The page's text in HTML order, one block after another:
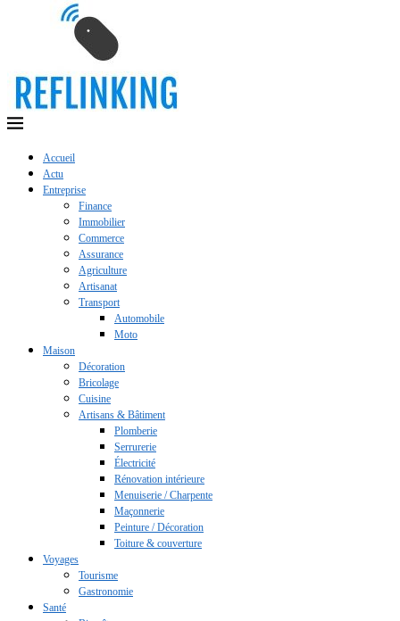
Accueil
Actu
Entreprise
Finance
Immobilier
Commerce
Assurance
Agriculture
Artisanat
Transport
Automobile
Moto
Maison
Décoration
Bricolage
Cuisine
Artisans & Bâtiment
Plomberie
Serrurerie
Électricité
Rénovation intérieure
Menuiserie / Charpente
Maçonnerie
Peinture / Décoration
Toiture & couverture
Voyages
Tourisme
Gastronomie
Santé